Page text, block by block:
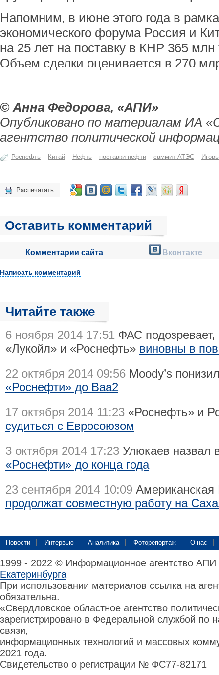
Напомним, в июне этого года в
экономического форума Россия и
на 25 лет на поставку в КНР 365
Объем сделки оценивается в 270
© Анна Федорова, «АПИ»
Опубликовано по материалам ИА
агентство политической
Роснефть Китай Нефть поставки нефти саммит АТЭС
Распечатать
Оставить комментарий
Комментарии сайта Вконтакте
Написать комментарий
Читайте также
6 ноября 2014 17:51 ФАС
«Лукойл» и «Роснефть» виновны в
22 октября 2014 09:56 Moody’s
«Роснефти» до Baa2
17 октября 2014 11:23 «Роснефть» и
судиться с Евросоюзом
3 октября 2014 17:23 Улюкаев назвал
«Роснефти» до конца года
23 сентября 2014 10:09 Американская
продолжат совместную работу на
Новости Интервью Аналитика Фоторепортаж О нас
1999 - 2022 © Информационное агентство
Екатеринбурга
При использовании материалов ссылка на
обязательна.
«Свердловское областное агентство
зарегистрировано в Федеральной службой по
связи,
информационных технологий и массовых
2021 года.
Свидетельство о регистрации № ФС77-82171